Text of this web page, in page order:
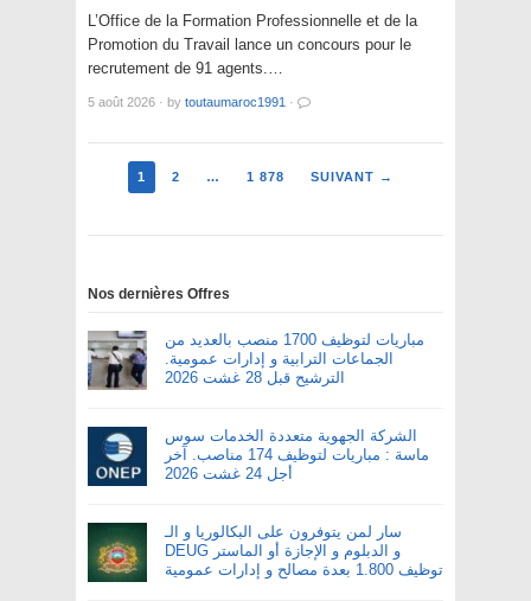
L’Office de la Formation Professionnelle et de la
Promotion du Travail lance un concours pour le
recrutement de 91 agents.…
5 août 2026 · by toutaumaroc1991 ·
1 2 … 1 878 SUIVANT →
Nos dernières Offres
مباريات لتوظيف 1700 منصب بالعديد من
الجماعات الترابية و إدارات عمومية.
الترشيح قبل 28 غشت 2026
الشركة الجهوية متعددة الخدمات سوس
ماسة : مباريات لتوظيف 174 مناصب. آخر
أجل 24 غشت 2026
سار لمن يتوفرون على البكالوريا و الـ
DEUG و الدبلوم و الإجازة أو الماستر
توظيف 1.800 بعدة مصالح و إدارات عمومية